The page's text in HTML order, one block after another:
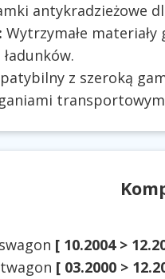
antykradzieżowe
Wytrzymałe
z szeroką
[ 10.2004 >
[ 03.2000 >